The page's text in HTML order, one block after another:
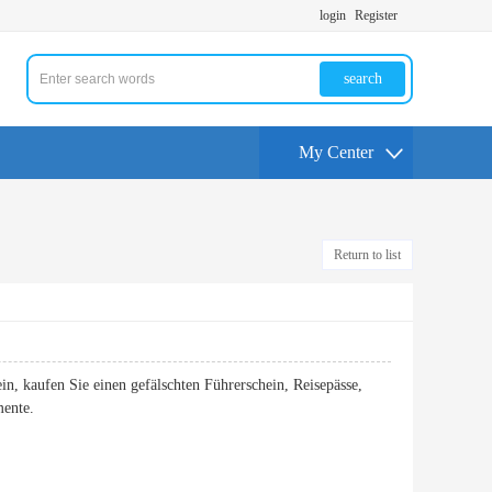
login Register
search
My Center
Return to list
kaufen Sie einen gefälschten Führerschein, Reisepässe,